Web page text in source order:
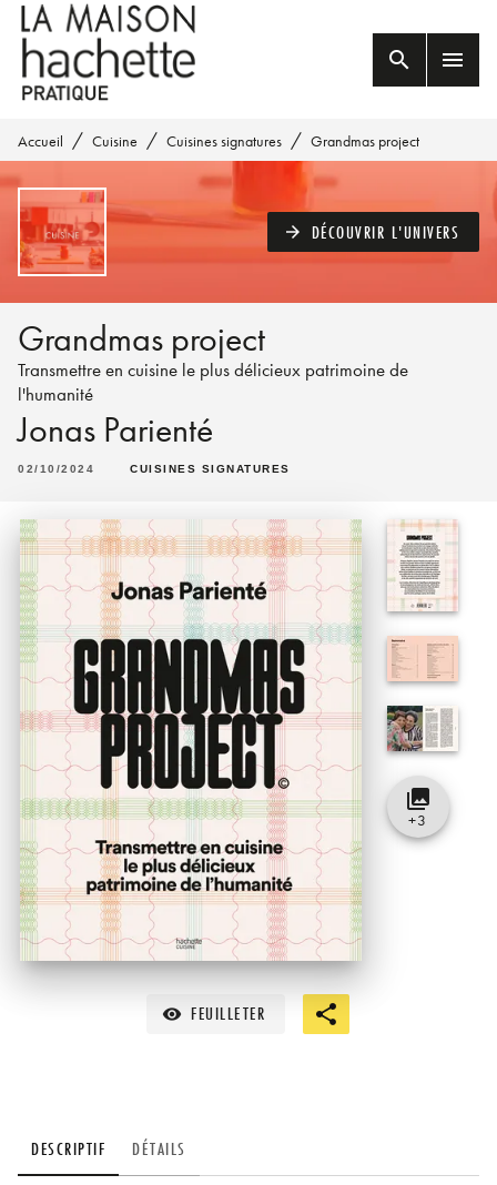
MENU RECHERCHE
PIED DE PAGE
search menu
Accueil / Cuisine / Cuisines signatures / Grandmas project
arrow_forward DÉCOUVRIR L'UNIVERS
Grandmas project
Transmettre en cuisine le plus délicieux patrimoine de
l'humanité
Jonas Parienté
02/10/2024 CUISINES SIGNATURES
visibility FEUILLETER
collections
+3
DESCRIPTIF DÉTAILS